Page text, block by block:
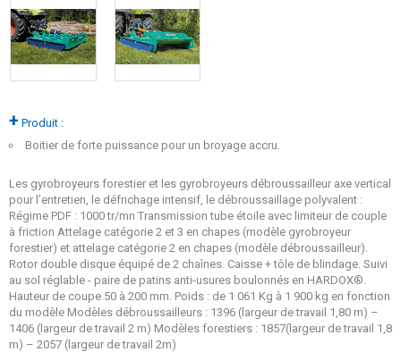
+ Produit :
Boitier de forte puissance pour un broyage accru.
Les gyrobroyeurs forestier et les gyrobroyeurs débroussailleur axe vertical
pour l’entretien, le défrichage intensif, le débroussaillage polyvalent :
Régime PDF : 1000 tr/mn Transmission tube étoile avec limiteur de couple
à friction Attelage catégorie 2 et 3 en chapes (modèle gyrobroyeur
forestier) et attelage catégorie 2 en chapes (modèle débroussailleur).
Rotor double disque équipé de 2 chaînes. Caisse + tôle de blindage. Suivi
au sol réglable - paire de patins anti-usures boulonnés en HARDOX®.
Hauteur de coupe 50 à 200 mm. Poids : de 1 061 Kg à 1 900 kg en fonction
du modèle Modèles débroussailleurs : 1396 (largeur de travail 1,80 m) –
1406 (largeur de travail 2 m) Modèles forestiers : 1857(largeur de travail 1,8
m) – 2057 (largeur de travail 2m)